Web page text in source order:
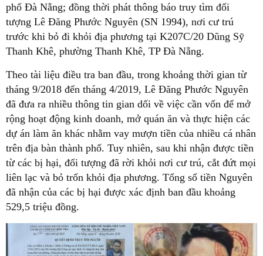
phố Đà Nẵng; đồng thời phát thông báo truy tìm đối
tượng Lê Đăng Phước Nguyên (SN 1994), nơi cư trú
trước khi bỏ đi khỏi địa phương tại K207C/20 Dũng Sỹ
Thanh Khê, phường Thanh Khê, TP Đà Nẵng.
Theo tài liệu điều tra ban đầu, trong khoảng thời gian từ
tháng 9/2018 đến tháng 4/2019, Lê Đăng Phước Nguyên
đã đưa ra nhiều thông tin gian dối về việc cần vốn để mở
rộng hoạt động kinh doanh, mở quán ăn và thực hiện các
dự án làm ăn khác nhằm vay mượn tiền của nhiều cá nhân
trên địa bàn thành phố. Tuy nhiên, sau khi nhận được tiền
từ các bị hại, đối tượng đã rời khỏi nơi cư trú, cắt đứt mọi
liên lạc và bỏ trốn khỏi địa phương. Tổng số tiền Nguyên
đã nhận của các bị hại được xác định ban đầu khoảng
529,5 triệu đồng.